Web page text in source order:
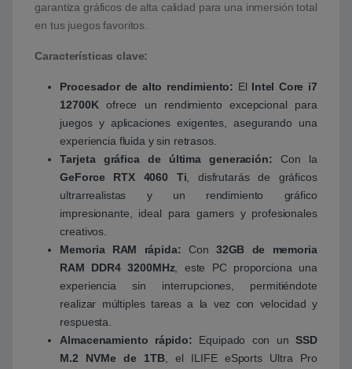
garantiza gráficos de alta calidad para una inmersión total
en tus juegos favoritos.
Características clave:
Procesador de alto rendimiento: El Intel Core i7
12700Kofrece un rendimiento excepcional para
juegos y aplicaciones exigentes, asegurando una
experiencia fluida y sin retrasos.
Tarjeta gráfica de última generación: Con la
GeForce RTX 4060 Ti, disfrutarás de gráficos
ultrarrealistas y un rendimiento gráfico
impresionante, ideal para gamers y profesionales
creativos.
Memoria RAM rápida: Con 32GB de memoria
RAM DDR4 3200MHz, este PC proporciona una
experiencia sin interrupciones, permitiéndote
realizar múltiples tareas a la vez con velocidad y
respuesta.
Almacenamiento rápido: Equipado con unSSD
M.2 NVMe de 1TB, el ILIFE eSports Ultra Pro